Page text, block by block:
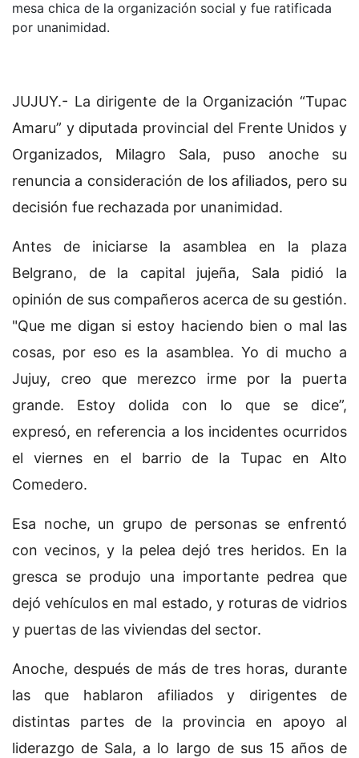
mesa chica de la organización social y fue ratificada
por unanimidad.
JUJUY.- La dirigente de la Organización “Tupac
Amaru” y diputada provincial del Frente Unidos y
Organizados, Milagro Sala, puso anoche su
renuncia a consideración de los afiliados, pero su
decisión fue rechazada por unanimidad.
Antes de iniciarse la asamblea en la plaza
Belgrano, de la capital jujeña, Sala pidió la
opinión de sus compañeros acerca de su gestión.
"Que me digan si estoy haciendo bien o mal las
cosas, por eso es la asamblea. Yo di mucho a
Jujuy, creo que merezco irme por la puerta
grande. Estoy dolida con lo que se dice”,
expresó, en referencia a los incidentes ocurridos
el viernes en el barrio de la Tupac en Alto
Comedero.
Esa noche, un grupo de personas se enfrentó
con vecinos, y la pelea dejó tres heridos. En la
gresca se produjo una importante pedrea que
dejó vehículos en mal estado, y roturas de vidrios
y puertas de las viviendas del sector.
Anoche, después de más de tres horas, durante
las que hablaron afiliados y dirigentes de
distintas partes de la provincia en apoyo al
liderazgo de Sala, a lo largo de sus 15 años de